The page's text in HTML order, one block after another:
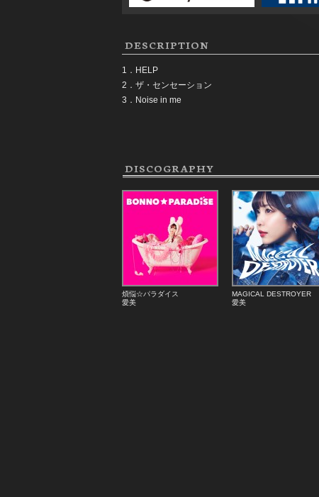
DESCRIPTION
1．HELP
2．ザ・センセーション
3．Noise in me
DISCOGRAPHY
煩悩☆パラダイス
愛美
MAGICAL DESTROYER
愛美